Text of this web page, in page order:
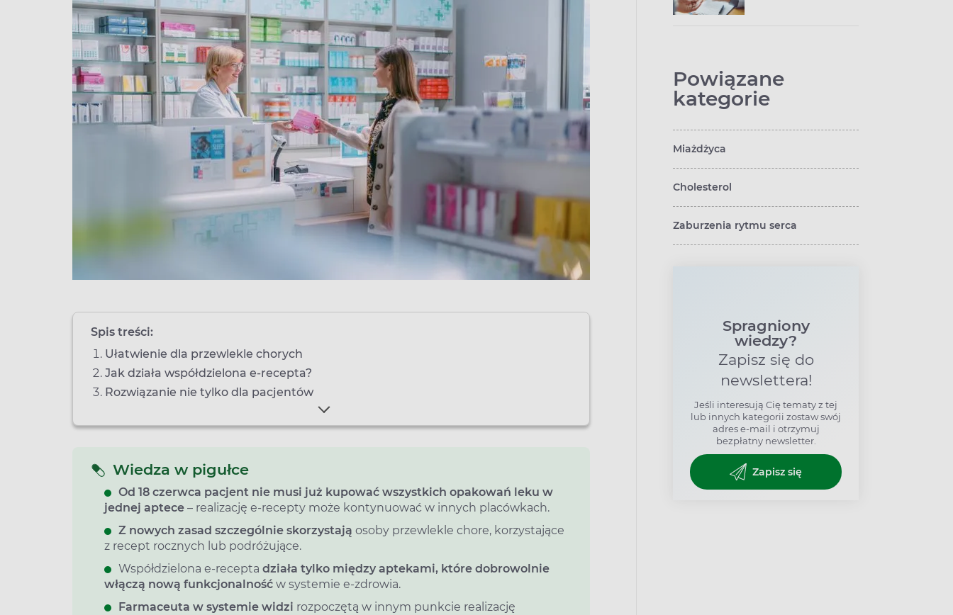
Spis treści:
Ułatwienie dla przewlekle chorych
Jak działa współdzielona e-recepta?
Rozwiązanie nie tylko dla pacjentów
Wiedza w pigułce
Od 18 czerwca pacjent nie musi już kupować wszystkich opakowań leku w
jednej aptece – realizację e‑recepty może kontynuować w innych placówkach.
Z nowych zasad szczególnie skorzystają osoby przewlekle chore, korzystające
z recept rocznych lub podróżujące.
Współdzielona e‑recepta działa tylko między aptekami, które dobrowolnie
włączą nową funkcjonalność w systemie e‑zdrowia.
Farmaceuta w systemie widzi rozpoczętą w innym punkcie realizację
Powiązane
kategorie
Miażdżyca
Cholesterol
Zaburzenia rytmu serca
Spragniony
wiedzy?
Zapisz się do
newslettera!
Jeśli interesują Cię tematy z tej
lub innych kategorii zostaw swój
adres e-mail i otrzymuj
bezpłatny newsletter.
Zapisz się